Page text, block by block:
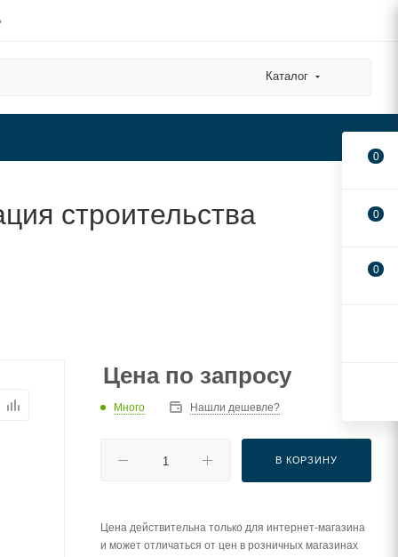
Каталог
строительства
Цена по запросу
Много Нашли дешевле?
В КОРЗИНУ
Цена действительна только для интернет-магазина
и может отличаться от цен в розничных магазинах
0
0
0